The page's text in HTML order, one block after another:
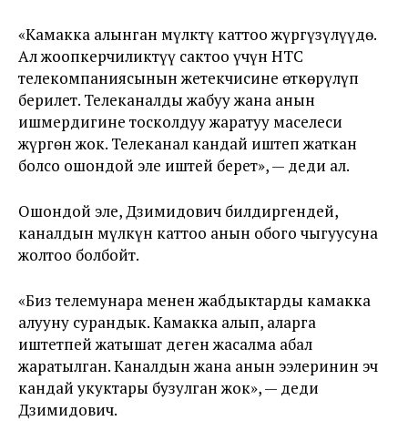
«Камакка алынган мүлктү каттоо жүргүзүлүүдө.
Ал жоопкерчиликтүү сактоо үчүн НТС
телекомпаниясынын жетекчисине өткөрүлүп
берилет. Телеканалды жабуу жана анын
ишмердигине тосколдуу жаратуу маселеси
жүргөн жок. Телеканал кандай иштеп жаткан
болсо ошондой эле иштей берет», — деди ал.
Ошондой эле, Дзимидович билдиргендей,
каналдын мүлкүн каттоо анын обого чыгуусуна
жолтоо болбойт.
«Биз телемунара менен жабдыктарды камакка
алууну сурандык. Камакка алып, аларга
иштетпей жатышат деген жасалма абал
жаратылган. Каналдын жана анын ээлеринин эч
кандай укуктары бузулган жок», — деди
Дзимидович.